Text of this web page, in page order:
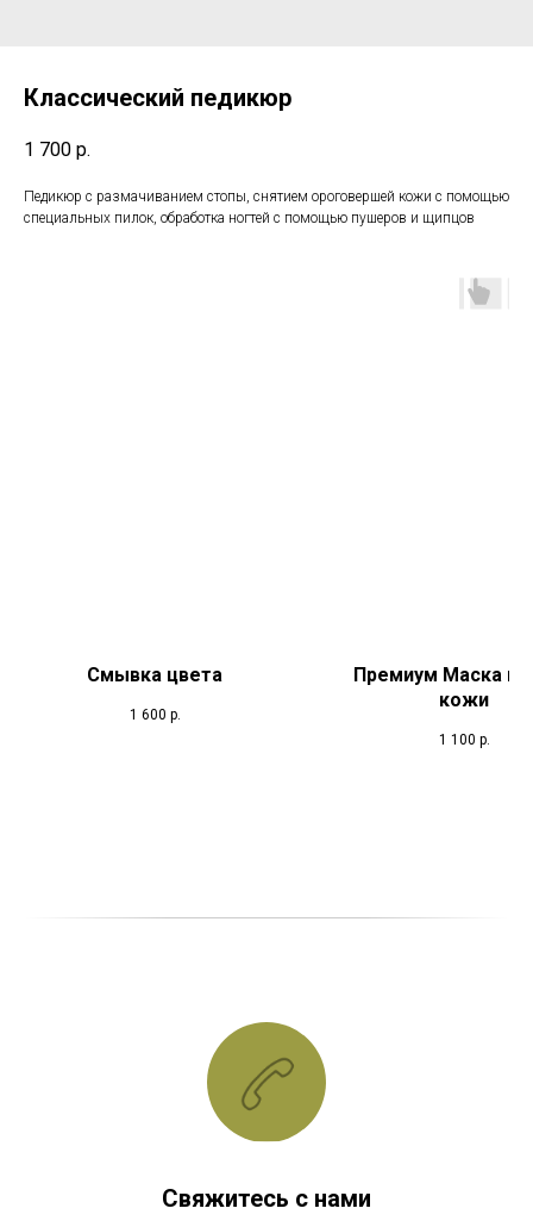
Классический педикюр
1 700 р.
Педикюр с размачиванием стопы, снятием ороговершей кожи с помощью
специальных пилок, обработка ногтей с помощью пушеров и щипцов
Смывка цвета
1 600 р.
Премиум Маска по
кожи
1 100 р.
Свяжитесь с нами